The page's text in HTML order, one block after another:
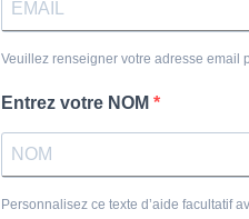
Veuillez renseigner votre adresse email
Entrez votre NOM
Personnalisez ce texte d’aide facultatif